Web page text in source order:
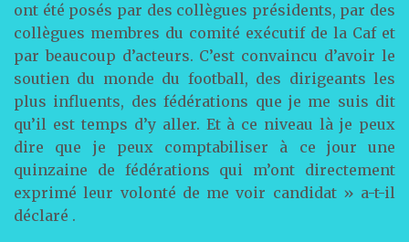
ont été posés par des collègues présidents, par des
collègues membres du comité exécutif de la Caf et
par beaucoup d’acteurs. C’est convaincu d’avoir le
soutien du monde du football, des dirigeants les
plus influents, des fédérations que je me suis dit
qu’il est temps d’y aller. Et à ce niveau là je peux
dire que je peux comptabiliser à ce jour une
quinzaine de fédérations qui m’ont directement
exprimé leur volonté de me voir candidat » a-t-il
déclaré .